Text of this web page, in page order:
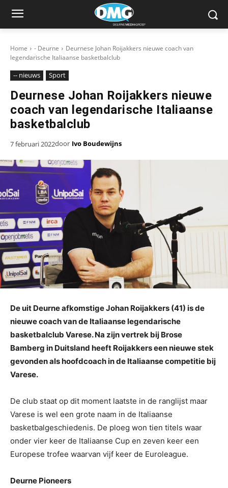
Home - Deurne
Deurnese Johan Roijakkers nieuwe coach van
legendarische Italiaanse basketbalclub
-- nieuws Sport
Deurnese Johan Roijakkers nieuwe
coach van legendarische Italiaanse
basketbalclub
7 februari 2022door Ivo Boudewijns
De uit Deurne afkomstige Johan Roijakkers (41) is de
nieuwe coach van de Italiaanse legendarische
basketbalclub Varese. Na zijn vertrek bij Brose
Bamberg in Duitsland heeft Roijakkers een nieuwe stek
gevonden als hoofdcoach in de Italiaanse competitie bij
Varese.
De club staat op dit moment laatste in de ranglijst maar
Varese is wel een grote naam in de Italiaanse
basketbalgeschiedenis. De ploeg won tien titels waar
onder vier keer de Italiaanse Cup en zeven keer een
Europese trofee waarvan vijf keer de Euroleague.
Deurne Pioneers